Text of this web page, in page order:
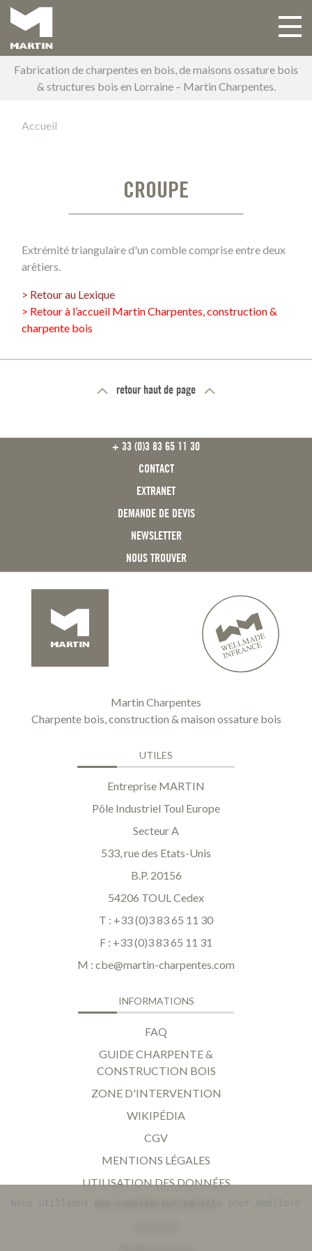
Aller
au
contenu
principal
Main navigation Toggle
Fabrication de charpentes en bois, de maisons ossature bois
& structures bois en Lorraine – Martin Charpentes.
Accueil
CROUPE
Extrémité triangulaire d'un comble comprise entre deux
arêtiers.
> Retour au Lexique
> Retour à l’accueil Martin Charpentes, construction &
charpente bois
retour haut de page
+ 33 (0)3 83 65 11 30
CONTACT
EXTRANET
DEMANDE DE DEVIS
NEWSLETTER
NOUS TROUVER
Martin Charpentes
Charpente bois, construction & maison ossature bois
UTILES
Entreprise MARTIN
Pôle Industriel Toul Europe
Secteur A
533, rue des Etats-Unis
B.P. 20156
54206 TOUL Cedex
T : +33 (0)3 83 65 11 30
F : +33 (0)3 83 65 11 31
M : cbe@martin-charpentes.com
INFORMATIONS
FAQ
GUIDE CHARPENTE &
CONSTRUCTION BOIS
ZONE D'INTERVENTION
WIKIPÉDIA
CGV
MENTIONS LÉGALES
UTILISATION DES DONNÉES